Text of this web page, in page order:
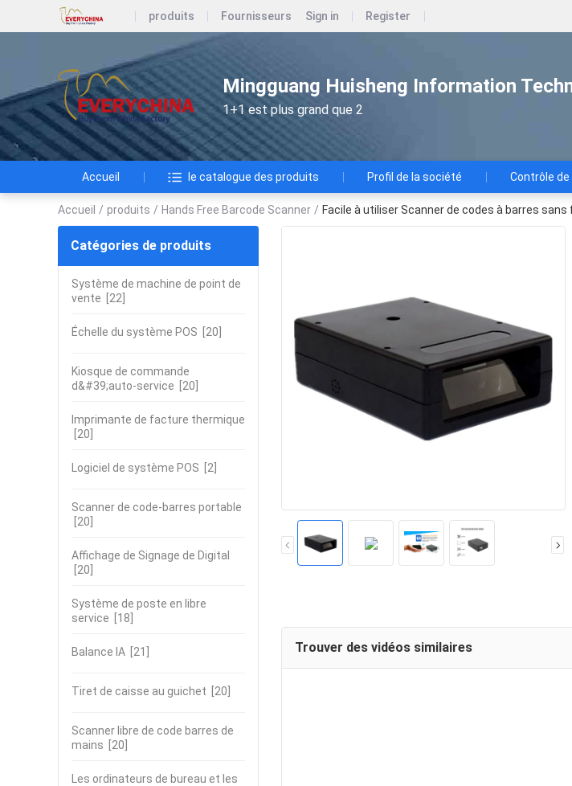
produits Fournisseurs Sign in Register
Mingguang Huisheng Information
1+1 est plus grand que 2
Accueil le catalogue des produits Profil de la société Contrôle
Accueil / produits / Hands Free Barcode Scanner / Facile à utiliser Scanner de codes à barres
Catégories de produits
Système de machine de point de
vente [22]
Échelle du système POS [20]
Kiosque de commande
d&#39;auto-service [20]
Imprimante de facture thermique
[20]
Logiciel de système POS [2]
Scanner de code-barres portable
[20]
Affichage de Signage de Digital
[20]
Système de poste en libre
service [18]
Balance IA [21]
Tiret de caisse au guichet [20]
Scanner libre de code barres de
mains [20]
Les ordinateurs de bureau et les
Trouver des vidéos similaires